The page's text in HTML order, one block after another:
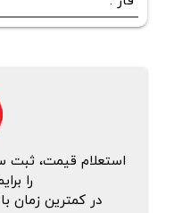
استعلام قیمت،
را
در کمترین زمان